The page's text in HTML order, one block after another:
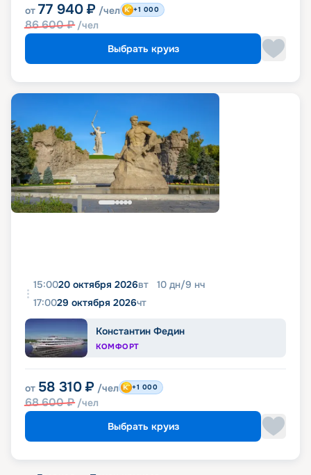
от 77 940 ₽ /чел
86 600₽ /чел
+1 000
Выбрать круиз
15:0020 октября 2026вт 10 дн/9 нч
17:0029 октября 2026чт
Константин Федин
КОМФОРТ
от 58 310 ₽ /чел
68 600₽ /чел
+1 000
Выбрать круиз